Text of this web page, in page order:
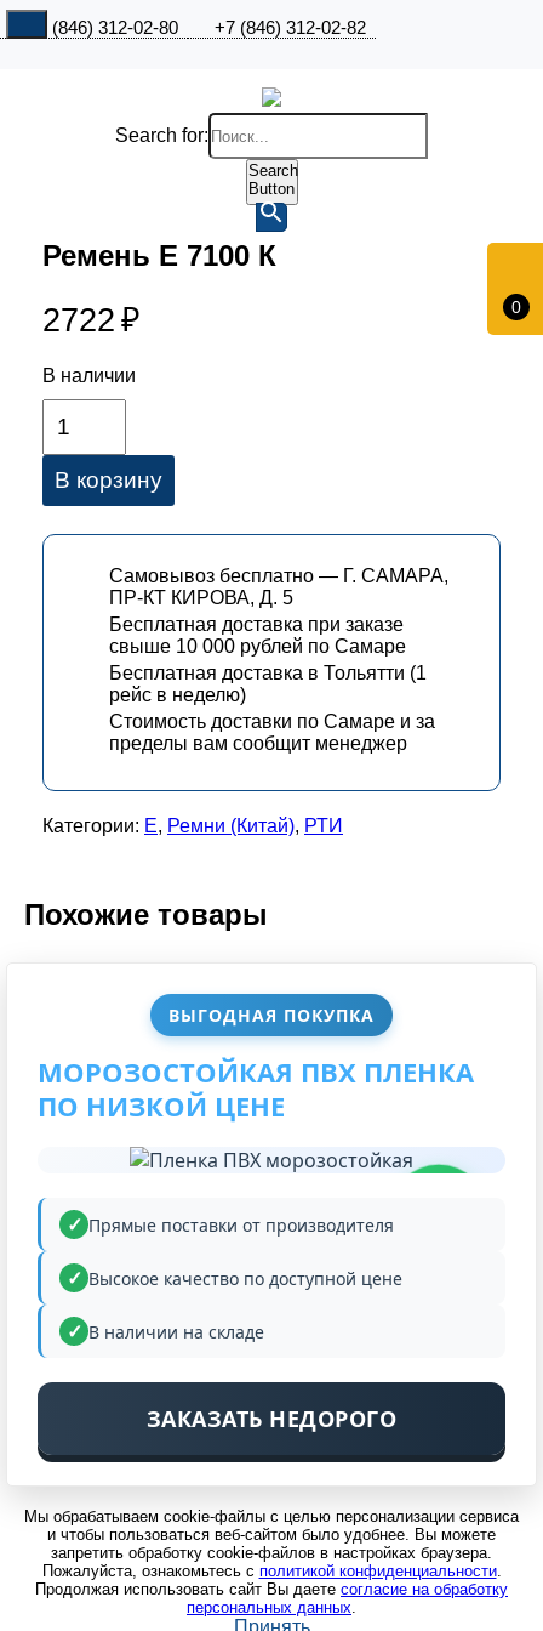
+7 (846) 312-02-80 +7 (846) 312-02-82
0
Search for:
Search
Button
ВЫГОДНАЯ ПОКУПКА
МОРОЗОСТОЙКАЯ ПВХ ПЛЕНКА
ПО НИЗКОЙ ЦЕНЕ
Прямые поставки от производителя
Высокое качество по доступной цене
В наличии на складе
ЗАКАЗАТЬ НЕДОРОГО
Ремень Е 7100 К
2722 ₽
В наличии
В корзину
Самовывоз бесплатно — Г. САМАРА,
ПР-КТ КИРОВА, Д. 5
Бесплатная доставка при заказе
свыше 10 000 рублей по Самаре
Бесплатная доставка в Тольятти (1
рейс в неделю)
Стоимость доставки по Самаре и за
пределы вам сообщит менеджер
Категории: Е, Ремни (Китай), РТИ
Похожие товары
Мы обрабатываем cookie-файлы с целью персонализации сервиса
и чтобы пользоваться веб-сайтом было удобнее. Вы можете
запретить обработку cookie-файлов в настройках браузера.
Пожалуйста, ознакомьтесь с политикой конфиденциальности.
Продолжая использовать сайт Вы даете согласие на обработку
персональных данных.
Принять